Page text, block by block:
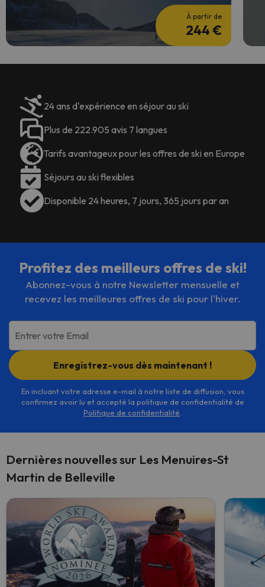
À partir de
244 €
24 ans d'expérience en séjour au ski
Plus de 222.905 avis 7 langues
Tarifs avantageux pour les offres de ski en Europe
Séjours au ski flexibles
Disponible 24 heures, 7 jours, 365 jours par an
Profitez des meilleurs offres de ski!
Abonnez-vous à notre Newsletter mensuelle et
recevez les meilleures offres de ski pour l'hiver.
Entrer votre Email
Enregistrez-vous dès maintenant !
En incluant votre adresse e-mail à notre liste de diffusion, vous
confirmez avoir lu et accepté la politique de confidentialité de
Politique de confidentialité
Dernières nouvelles sur Les Menuires-St
Martin de Belleville